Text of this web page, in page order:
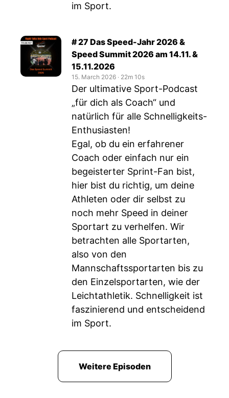
im Sport.
# 27 Das Speed-Jahr 2026 &
Speed Summit 2026 am 14.11. &
15.11.2026
15. March 2026 ‧ 22m 10s
Der ultimative Sport-Podcast
„für dich als Coach“ und
natürlich für alle Schnelligkeits-
Enthusiasten!
Egal, ob du ein erfahrener
Coach oder einfach nur ein
begeisterter Sprint-Fan bist,
hier bist du richtig, um deine
Athleten oder dir selbst zu
noch mehr Speed in deiner
Sportart zu verhelfen. Wir
betrachten alle Sportarten,
also von den
Mannschaftssportarten bis zu
den Einzelsportarten, wie der
Leichtathletik. Schnelligkeit ist
faszinierend und entscheidend
im Sport.
Weitere Episoden